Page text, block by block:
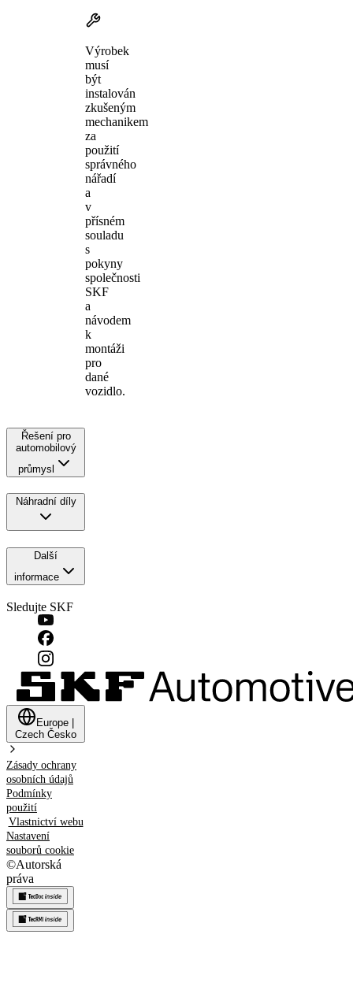
Výrobek
musí
být
instalován
zkušeným
mechanikem
za
použití
správného
nářadí
a
v
přísném
souladu
s
pokyny
společnosti
SKF
a
návodem
k
montáži
pro
dané
vozidlo.
Řešení pro
automobilový
průmysl
Náhradní díly
Další
informace
Sledujte SKF
Europe
Czech Česko
Zásady ochrany
osobních údajů
Podmínky
použití
Vlastnictví webu
Nastavení
souborů cookie
©Autorská
práva